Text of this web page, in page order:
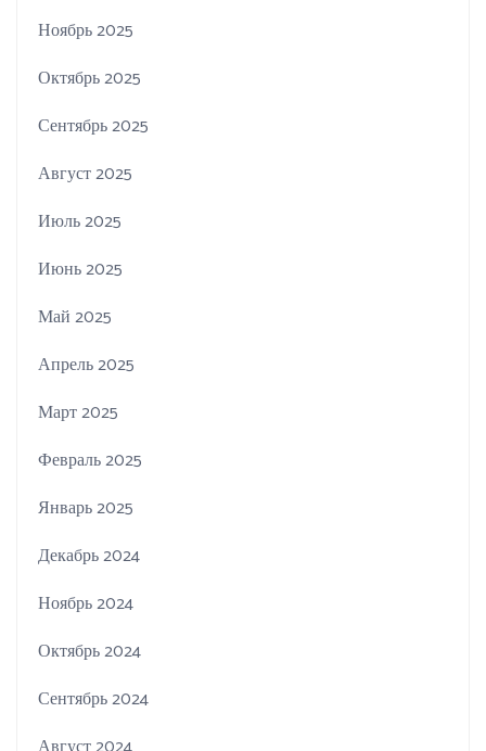
Ноябрь 2025
Октябрь 2025
Сентябрь 2025
Август 2025
Июль 2025
Июнь 2025
Май 2025
Апрель 2025
Март 2025
Февраль 2025
Январь 2025
Декабрь 2024
Ноябрь 2024
Октябрь 2024
Сентябрь 2024